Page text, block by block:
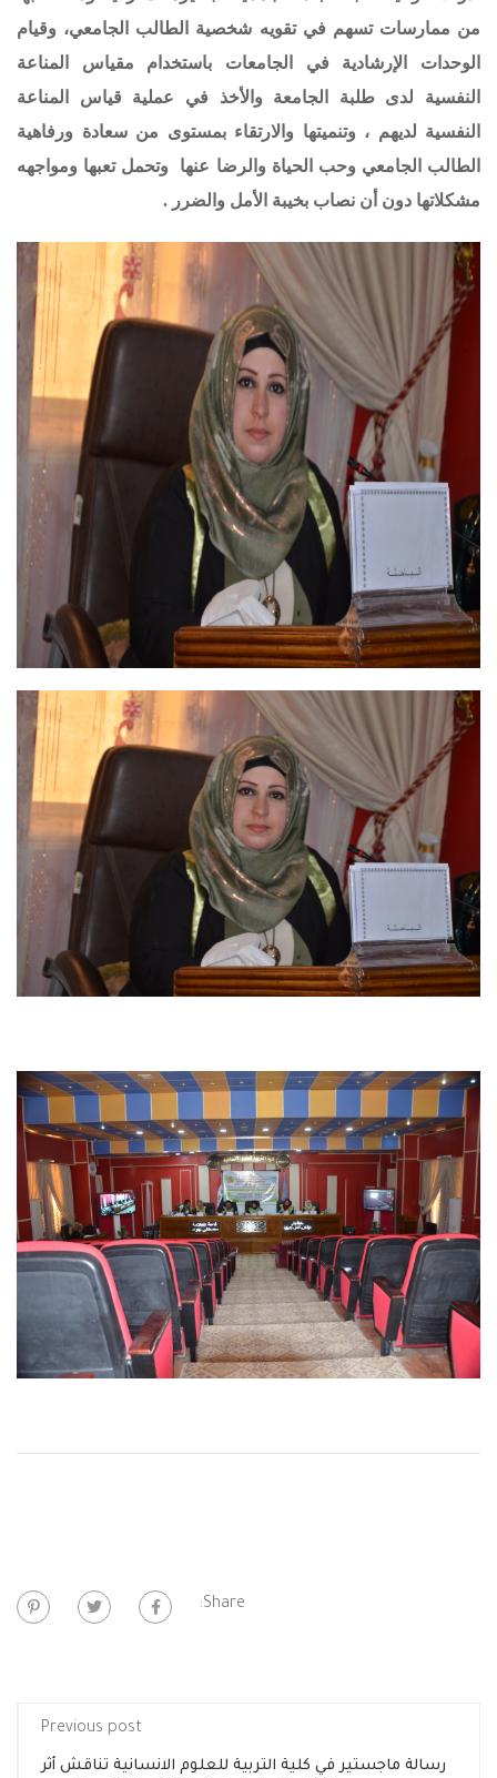
من ممارسات تسهم في تقويه شخصية الطالب الجامعي، وقيام
الوحدات الإرشادية في الجامعات باستخدام مقياس المناعة
النفسية لدى طلبة الجامعة والأخذ في عملية قياس المناعة
النفسية لديهم ، وتنميتها والارتقاء بمستوى من سعادة ورفاهية
الطالب الجامعي وحب الحياة والرضا عنها وتحمل تعبها ومواجهه
مشكلاتها دون أن نصاب بخيبة الأمل والضرر .
Share:
Previous post
رسالة ماجستير في كلية التربية للعلوم الانسانية تناقش أثر